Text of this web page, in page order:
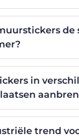
de
in
trend